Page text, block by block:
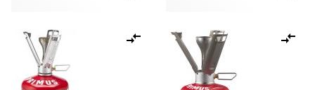
vertailuun